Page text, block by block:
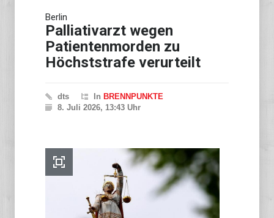
Berlin
Palliativarzt wegen
Patientenmorden zu
Höchststrafe verurteilt
dts In BRENNPUNKTE
8. Juli 2026, 13:43 Uhr